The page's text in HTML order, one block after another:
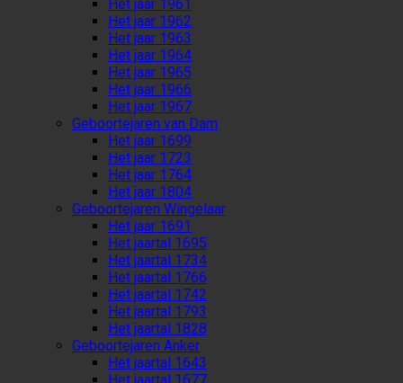
Het jaar 1961
Het jaar 1962
Het jaar 1963
Het jaar 1964
Het jaar 1965
Het jaar 1966
Het jaar 1967
Geboortejaren van Dam
Het jaar 1699
Het jaar 1723
Het jaar 1764
Het jaar 1804
Geboortejaren Wingelaar
Het jaar 1691
Het jaartal 1695
Het jaartal 1734
Het jaartal 1766
Het jaartal 1742
Het jaartal 1793
Het jaartal 1828
Geboortejaren Anker
Het jaartal 1643